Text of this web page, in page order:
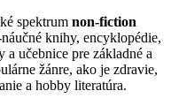
spektrum non-fiction
knihy, encyklopédie,
učebnice pre základné a
žánre, ako je zdravie,
a hobby literatúra.